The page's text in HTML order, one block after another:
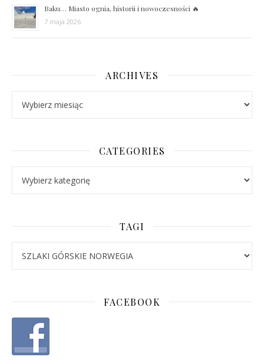
Baku… Miasto ognia, historii i nowoczesności 🔥
7 maja 2026
ARCHIVES
CATEGORIES
TAGI
FACEBOOK